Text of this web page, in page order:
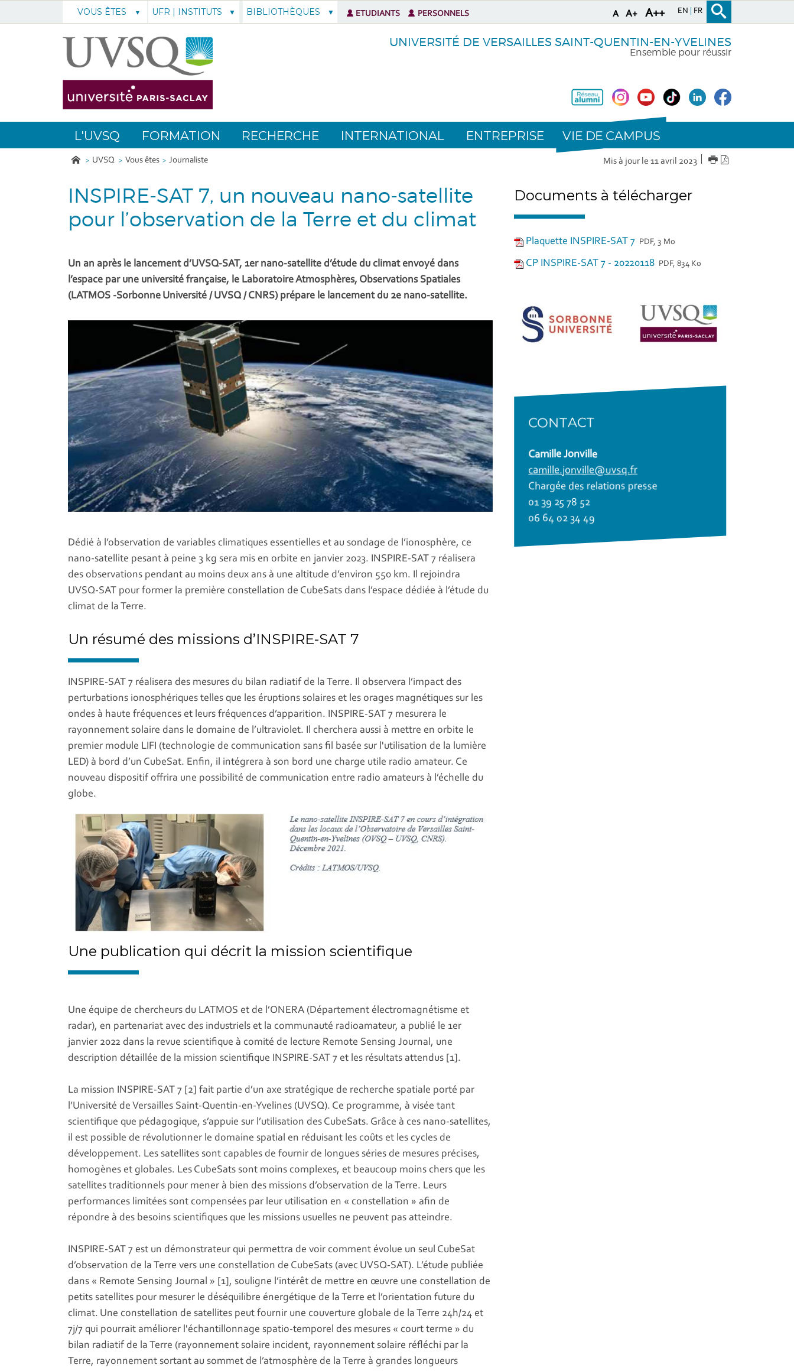
A A+ A++ EN FR
VOUS ÊTES
UNIVERSITÉ DE VERSAILLES SAINT-QUENTIN-EN-YVELINES
Ensemble pour réussir
L'UVSQ FORMATION RECHERCHE INTERNATIONAL ENTREPRISE VIE DE CAMPUS
UVSQ Vous êtes Journaliste Mis à jour le 11 avril 2023 IMPRIMER
INSPIRE-SAT 7, un nouveau nano-satellite
pour l’observation de la Terre et du climat
Un an après le lancement d’UVSQ-SAT, 1er nano-satellite d’étude du climat envoyé dans
l’espace par une université française, le Laboratoire Atmosphères, Observations Spatiales
(LATMOS -Sorbonne Université / UVSQ / CNRS) prépare le lancement du 2e nano-satellite.
Dédié à l’observation de variables climatiques essentielles et au sondage de l’ionosphère, ce
nano-satellite pesant à peine 3 kg sera mis en orbite en janvier 2023. INSPIRE-SAT 7 réalisera
des observations pendant au moins deux ans à une altitude d’environ 550 km. Il rejoindra
UVSQ-SAT pour former la première constellation de CubeSats dans l’espace dédiée à l’étude du
climat de la Terre.
Un résumé des missions d’INSPIRE-SAT 7
INSPIRE-SAT 7 réalisera des mesures du bilan radiatif de la Terre. Il observera l’impact des
perturbations ionosphériques telles que les éruptions solaires et les orages magnétiques sur les
ondes à haute fréquences et leurs fréquences d’apparition. INSPIRE-SAT 7 mesurera le
rayonnement solaire dans le domaine de l’ultraviolet. Il cherchera aussi à mettre en orbite le
premier module LIFI (technologie de communication sans fil basée sur l'utilisation de la lumière
LED) à bord d’un CubeSat. Enfin, il intégrera à son bord une charge utile radio amateur. Ce
nouveau dispositif offrira une possibilité de communication entre radio amateurs à l’échelle du
globe.
Une publication qui décrit la mission scientifique
Une équipe de chercheurs du LATMOS et de l’ONERA (Département électromagnétisme et
radar), en partenariat avec des industriels et la communauté radioamateur, a publié le 1er
janvier 2022 dans la revue scientifique à comité de lecture Remote Sensing Journal, une
description détaillée de la mission scientifique INSPIRE-SAT 7 et les résultats attendus [1].
La mission INSPIRE-SAT 7 [2] fait partie d’un axe stratégique de recherche spatiale porté par
l’Université de Versailles Saint-Quentin-en-Yvelines (UVSQ). Ce programme, à visée tant
scientifique que pédagogique, s’appuie sur l’utilisation des CubeSats. Grâce à ces nano-satellites,
il est possible de révolutionner le domaine spatial en réduisant les coûts et les cycles de
développement. Les satellites sont capables de fournir de longues séries de mesures précises,
homogènes et globales. Les CubeSats sont moins complexes, et beaucoup moins chers que les
satellites traditionnels pour mener à bien des missions d’observation de la Terre. Leurs
performances limitées sont compensées par leur utilisation en « constellation » afin de
répondre à des besoins scientifiques que les missions usuelles ne peuvent pas atteindre.
INSPIRE-SAT 7 est un démonstrateur qui permettra de voir comment évolue un seul CubeSat
d’observation de la Terre vers une constellation de CubeSats (avec UVSQ-SAT). L’étude publiée
dans « Remote Sensing Journal » [1], souligne l’intérêt de mettre en œuvre une constellation de
petits satellites pour mesurer le déséquilibre énergétique de la Terre et l’orientation future du
climat. Une constellation de satellites peut fournir une couverture globale de la Terre 24h/24 et
7j/7 qui pourrait améliorer l'échantillonnage spatio-temporel des mesures « court terme » du
bilan radiatif de la Terre (rayonnement solaire incident, rayonnement solaire réfléchi par la
Terre, rayonnement sortant au sommet de l’atmosphère de la Terre à grandes longueurs
Documents à télécharger
Plaquette INSPIRE-SAT 7 PDF, 3 Mo
CP INSPIRE-SAT 7 - 20220118 PDF, 834 Ko
CONTACT
Camille Jonville
camille.jonville@uvsq.fr
Chargée des relations presse
01 39 25 78 52
06 64 02 34 49
UFR | INSTITUTS BIBLIOTHÈQUES ETUDIANTS PERSONNELS